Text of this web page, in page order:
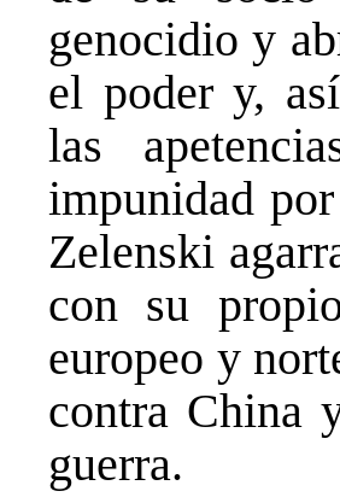
genocidio y
el poder y,
las
impunidad
Zelenski
con su
europeo y
contra China
guerra.